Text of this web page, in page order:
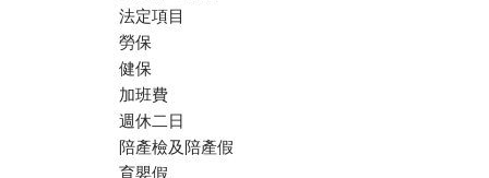
法定項目
勞保
健保
加班費
週休二日
陪產檢及陪產假
育嬰假